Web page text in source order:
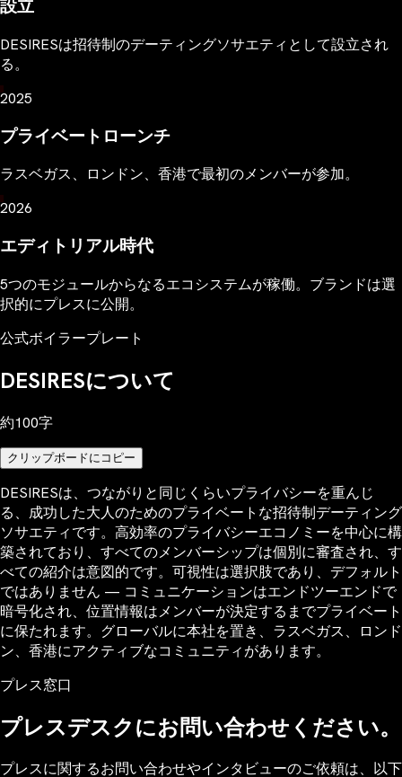
設立
DESIRESは招待制のデーティングソサエティとして設立され
る。
2025
プライベートローンチ
ラスベガス、ロンドン、香港で最初のメンバーが参加。
2026
エディトリアル時代
5つのモジュールからなるエコシステムが稼働。ブランドは選
択的にプレスに公開。
公式ボイラープレート
DESIRESについて
約100字
クリップボードにコピー
DESIRESは、つながりと同じくらいプライバシーを重んじ
る、成功した大人のためのプライベートな招待制デーティング
ソサエティです。高効率のプライバシーエコノミーを中心に構
築されており、すべてのメンバーシップは個別に審査され、す
べての紹介は意図的です。可視性は選択肢であり、デフォルト
ではありません — コミュニケーションはエンドツーエンドで
暗号化され、位置情報はメンバーが決定するまでプライベート
に保たれます。グローバルに本社を置き、ラスベガス、ロンド
ン、香港にアクティブなコミュニティがあります。
プレス窓口
プレスデスクにお問い合わせください。
プレスに関するお問い合わせやインタビューのご依頼は、以下